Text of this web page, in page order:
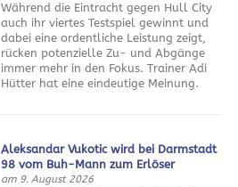
Während die Eintracht gegen Hull City
auch ihr viertes Testspiel gewinnt und
dabei eine ordentliche Leistung zeigt,
rücken potenzielle Zu- und Abgänge
immer mehr in den Fokus. Trainer Adi
Hütter hat eine eindeutige Meinung.
Aleksandar Vukotic wird bei Darmstadt
98 vom Buh-Mann zum Erlöser
am 9. August 2026